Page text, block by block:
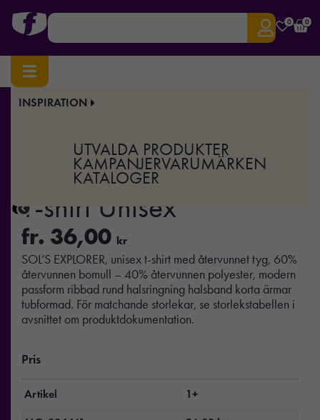
0 0
INSPIRATION
UTVALDA PRODUKTER
KAMPANJERVARUMÄRKEN
KATALOGER
Hem/Profilkläder/T-shirts & Toppar
EXPLORER – Explorer
T-shirt Unisex
fr. 36,00 kr
SOL’S EXPLORER, unisex t-shirt med återvunnet tyg, 60%
återvunnen bomull – 40% återvunnen polyester, modern
passform ribbad rund halsringning halsband korta ärmar
tubformad. För matchande storlekar, se storlekstabellen i
avsnittet om produktdokumentation.
Pris
Artikel
1+